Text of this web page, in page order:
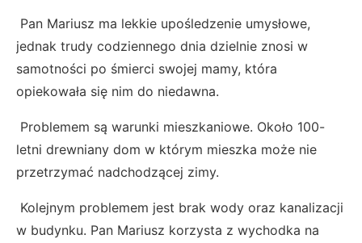
Pan Mariusz ma lekkie upośledzenie umysłowe,
jednak trudy codziennego dnia dzielnie znosi w
samotności po śmierci swojej mamy, która
opiekowała się nim do niedawna.
Problemem są warunki mieszkaniowe. Około 100-
letni drewniany dom w którym mieszka może nie
przetrzymać nadchodzącej zimy.
Kolejnym problemem jest brak wody oraz kanalizacji
w budynku. Pan Mariusz korzysta z wychodka na